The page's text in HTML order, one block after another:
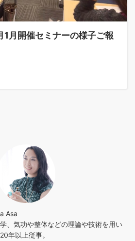
1月開催セミナーの様子ご報
Asa
、気功や整体などの理論や技術を用い
年以上従事。